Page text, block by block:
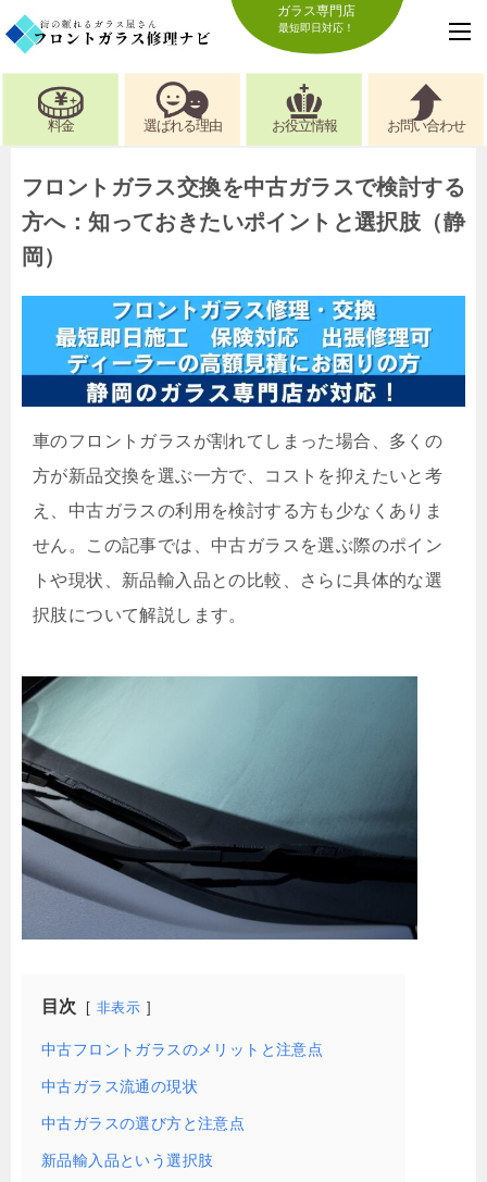
ガラス専門店
最短即日対応！
料金 選ばれる理由 お役立情報 お問い合わせ
フロントガラス交換を中古ガラスで検討する
方へ：知っておきたいポイントと選択肢（静
岡）
車のフロントガラスが割れてしまった場合、多くの
方が新品交換を選ぶ一方で、コストを抑えたいと考
え、中古ガラスの利用を検討する方も少なくありま
せん。この記事では、中古ガラスを選ぶ際のポイン
トや現状、新品輸入品との比較、さらに具体的な選
択肢について解説します。
目次 非表示
中古フロントガラスのメリットと注意点
中古ガラス流通の現状
中古ガラスの選び方と注意点
新品輸入品という選択肢